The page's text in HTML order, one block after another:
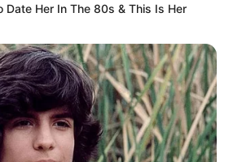
Date Her In The 80s & This Is Her